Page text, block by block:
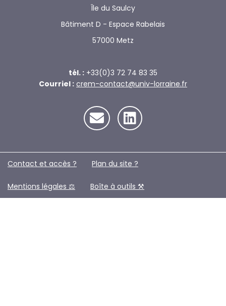
Île du Saulcy
Bâtiment D - Espace Rabelais
57000 Metz
tél. : +33(0)3 72 74 83 35
Courriel : crem-contact@univ-lorraine.fr
Contact et accès ? Plan du site ?️
Mentions légales ⚖️ Boîte à outils ⚒️